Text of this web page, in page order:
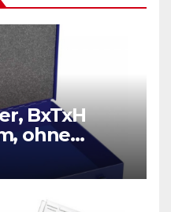
BxTxH
ohne